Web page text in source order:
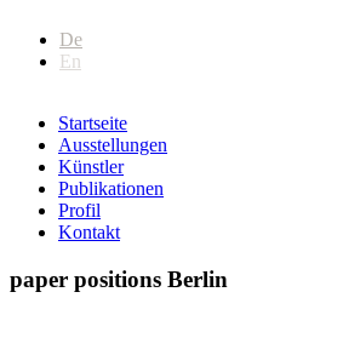
De
En
Startseite
Ausstellungen
Künstler
Publikationen
Profil
Kontakt
paper positions Berlin